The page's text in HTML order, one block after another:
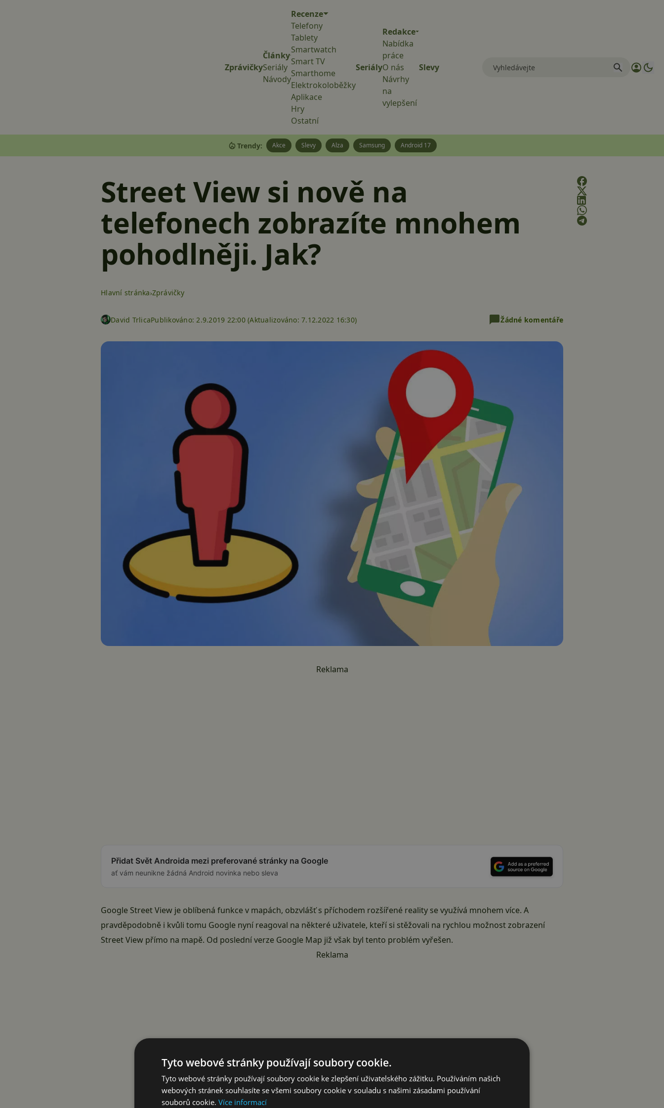
Zprávičky
Články
Seriály
Návody
Recenze
Telefony
Tablety
Smartwatch
Smart TV
Smarthome
Elektrokoloběžky
Aplikace
Hry
Ostatní
Seriály
Redakce
Nabídka
práce
O nás
Návrhy
na
vylepšení
Slevy
Trendy: Akce Slevy Alza Samsung Android 17
Street View si nově na
telefonech zobrazíte mnohem
pohodlněji. Jak?
Hlavní stránka Zprávičky
David TrlicaPublikováno: 2.9.2019 22:00 (Aktualizováno: 7.12.2022 16:30) Žádné komentáře
Reklama
Přidat Svět Androida mezi preferované stránky na Google
ať vám neunikne žádná Android novinka nebo sleva
Google Street View je oblíbená funkce v mapách, obzvlášť s příchodem rozšířené reality se využívá mnohem více. A
pravděpodobně i kvůli tomu Google nyní reagoval na některé uživatele, kteří si stěžovali na rychlou možnost zobrazení
Street View přímo na mapě. Od poslední verze Google Map již však byl tento problém vyřešen.
Reklama
Tyto webové stránky používají soubory cookie.
Tyto webové stránky používají soubory cookie ke zlepšení uživatelského zážitku. Používáním našich
webových stránek souhlasíte se všemi soubory cookie v souladu s našimi zásadami používání
souborů cookie. Více informací